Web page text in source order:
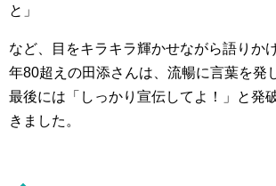
と」
など、目をキラキラ輝かせながら語りか
年80超えの田添さんは、流暢に言葉を発
最後には「しっかり宣伝してよ！」と発
きました。